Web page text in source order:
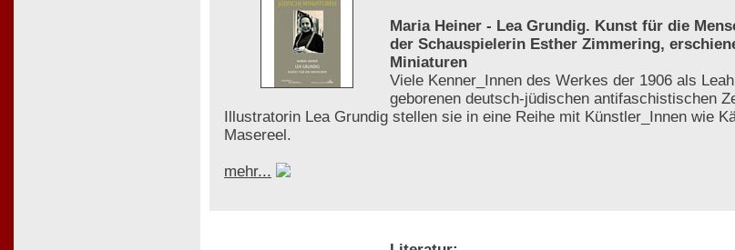
Maria Heiner - Lea Grundig. Kunst für die
der Schauspielerin Esther Zimmering,
Miniaturen
Viele Kenner_Innen des Werkes der 1906 als
geborenen deutsch-jüdischen antifaschistischen
Illustratorin Lea Grundig stellen sie in eine Reihe mit Künstler_Innen wie
Masereel.
mehr...